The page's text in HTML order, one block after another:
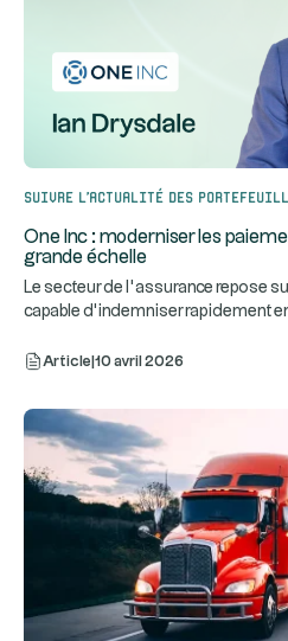
Suivre l’actualité des
One Inc : moderniser les
grande échelle
Le secteur de l’assurance repose
capable d’indemniser rapidement
Article 10 avril 2026